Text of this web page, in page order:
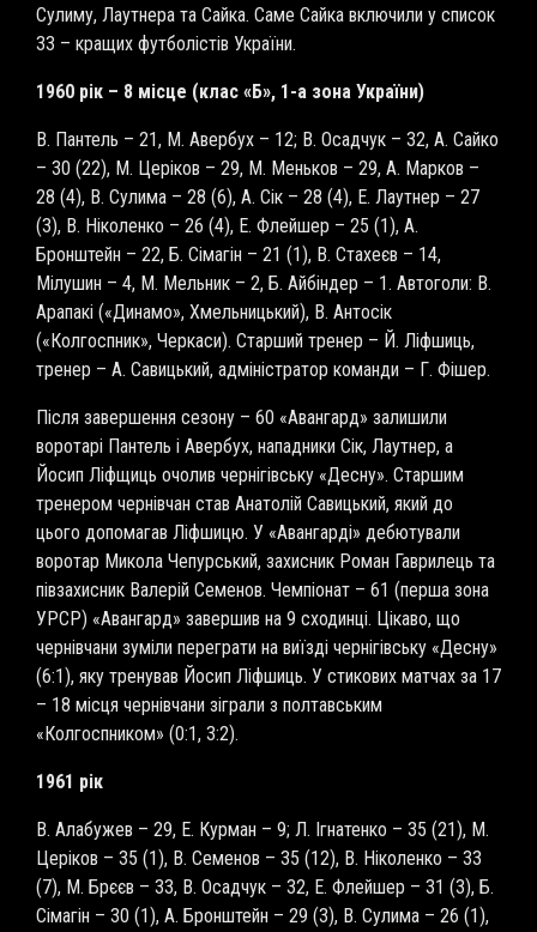
Сулиму, Лаутнера та Сайка. Саме Сайка включили у список
33 – кращих футболістів України.
1960 рік – 8 місце (клас «Б», 1-а зона України)
В. Пантель – 21, М. Авербух – 12; В. Осадчук – 32, А. Сайко
– 30 (22), М. Церіков – 29, М. Меньков – 29, А. Марков –
28 (4), В. Сулима – 28 (6), А. Сік – 28 (4), Е. Лаутнер – 27
(3), В. Ніколенко – 26 (4), Е. Флейшер – 25 (1), А.
Бронштейн – 22, Б. Сімагін – 21 (1), В. Стахеєв – 14,
Мілушин – 4, М. Мельник – 2, Б. Айбіндер – 1. Автоголи: В.
Арапакі («Динамо», Хмельницький), В. Антосік
(«Колгоспник», Черкаси). Старший тренер – Й. Ліфшиць,
тренер – А. Савицький, адміністратор команди – Г. Фішер.
Після завершення сезону – 60 «Авангард» залишили
воротарі Пантель і Авербух, нападники Сік, Лаутнер, а
Йосип Ліфщиць очолив чернігівську «Десну». Старшим
тренером чернівчан став Анатолій Савицький, який до
цього допомагав Ліфшицю. У «Авангарді» дебютували
воротар Микола Чепурський, захисник Роман Гаврилець та
півзахисник Валерій Семенов. Чемпіонат – 61 (перша зона
УРСР) «Авангард» завершив на 9 сходинці. Цікаво, що
чернівчани зуміли переграти на виїзді чернігівську «Десну»
(6:1), яку тренував Йосип Ліфшиць. У стикових матчах за 17
– 18 місця чернівчани зіграли з полтавським
«Колгоспником» (0:1, 3:2).
1961 рік
В. Алабужев – 29, Е. Курман – 9; Л. Ігнатенко – 35 (21), М.
Церіков – 35 (1), В. Семенов – 35 (12), В. Ніколенко – 33
(7), М. Брєєв – 33, В. Осадчук – 32, Е. Флейшер – 31 (3), Б.
Сімагін – 30 (1), А. Бронштейн – 29 (3), В. Сулима – 26 (1),